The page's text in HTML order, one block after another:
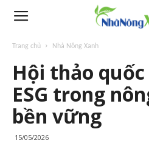
Trang chủ Nhà Nông Xanh
Hội thảo
ESG trong
bền vững
15/05/2026